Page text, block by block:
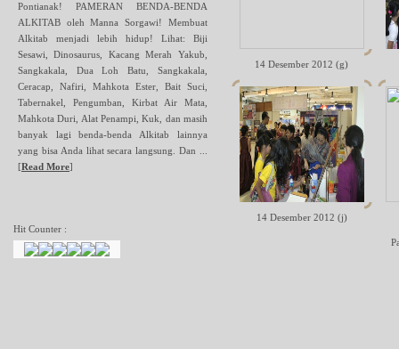
Pontianak! PAMERAN BENDA-BENDA
ALKITAB oleh Manna Sorgawi! Membuat
Alkitab menjadi lebih hidup! Lihat: Biji
Sesawi, Dinosaurus, Kacang Merah Yakub,
Sangkakala, Dua Loh Batu, Sangkakala,
Ceracap, Nafiri, Mahkota Ester, Bait Suci,
Tabernakel, Pengumban, Kirbat Air Mata,
Mahkota Duri, Alat Penampi, Kuk, dan masih
banyak lagi benda-benda Alkitab lainnya
yang bisa Anda lihat secara langsung. Dan ...
[Read More]
Hit Counter :
14 Desember 2012 (g)
14 Desember 2012 (j)